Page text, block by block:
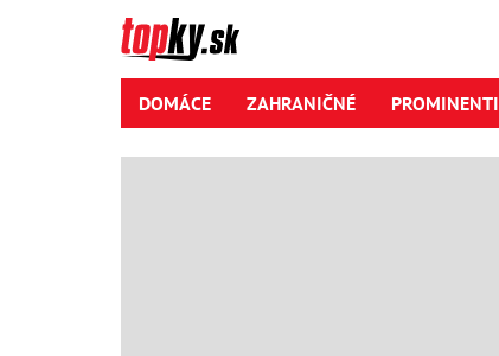
DOMÁCE ZAHRANIČNÉ PROMINENTI